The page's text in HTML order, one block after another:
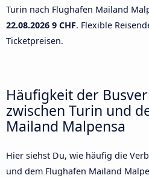
Turin nach Flughafen Mailand
22.08.2026 9 CHF. Flexible
Ticketpreisen.
Häufigkeit der
zwischen Turin und
Mailand Malpensa
Hier siehst Du, wie häufig die
und dem Flughafen Mailand